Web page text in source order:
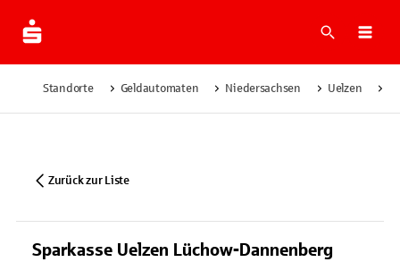
Suche
Standorte Geldautomaten Niedersachsen Uelzen
Zurück zur Liste
Sparkasse Uelzen Lüchow-Dannenberg